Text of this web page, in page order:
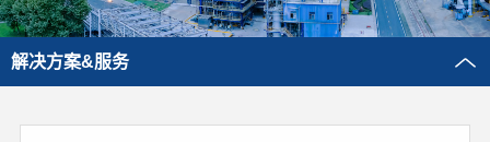
解决方案&服务